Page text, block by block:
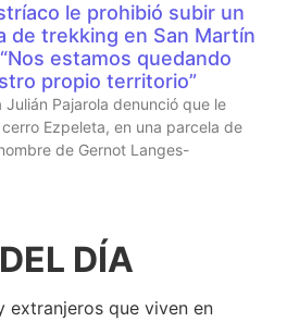
le prohibió subir un
de trekking en San Martín
estamos quedando
propio territorio”
Julián Pajarola denunció que le
Ezpeleta, en una parcela de
de Gernot Langes-
DÍA
extranjeros que viven en